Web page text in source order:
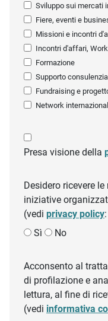
Sviluppo sui mercati
Fiere, eventi e
Missioni e incontri
Incontri d'affari,
Formazione
Supporto
Fundraising e
Network
Presa visione della
Desidero ricevere
iniziative
(vedi privacy policy
Sì
No
Acconsento al
di profilazione e
lettura, al fine di
(vedi informativa